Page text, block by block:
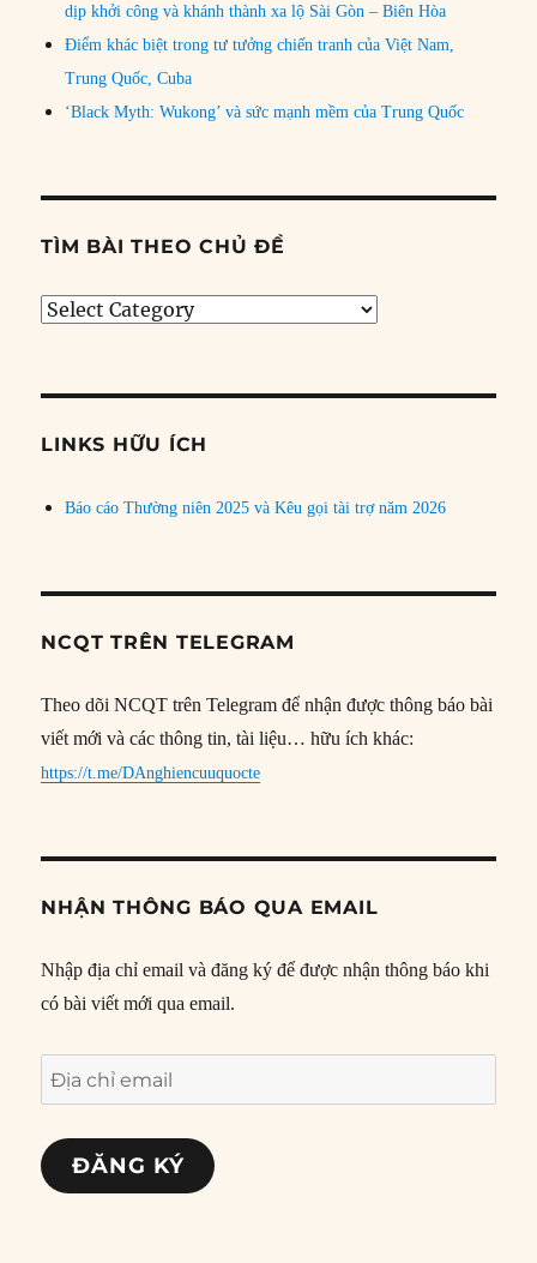
dịp khởi công và khánh thành xa lộ Sài Gòn – Biên Hòa
Điểm khác biệt trong tư tưởng chiến tranh của Việt Nam,
Trung Quốc, Cuba
‘Black Myth: Wukong’ và sức mạnh mềm của Trung Quốc
TÌM BÀI THEO CHỦ ĐỀ
Tìm
đề
LINKS HỮU ÍCH
Báo cáo Thường niên 2025 và Kêu gọi tài trợ năm 2026
NCQT TRÊN TELEGRAM
Theo dõi NCQT trên Telegram để nhận được thông báo bài
viết mới và các thông tin, tài liệu… hữu ích khác:
https://t.me/DAnghiencuuquocte
NHẬN THÔNG BÁO QUA EMAIL
Nhập địa chỉ email và đăng ký để được nhận thông báo khi
có bài viết mới qua email.
Địa
chỉ
email
ĐĂNG KÝ